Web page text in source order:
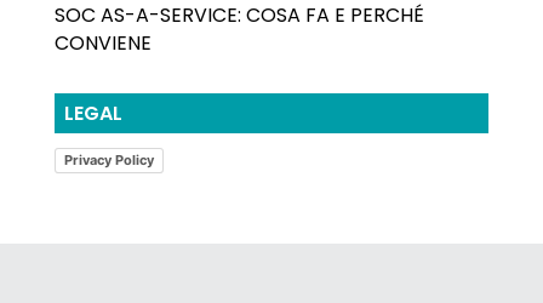
SOC AS-A-SERVICE: COSA FA E PERCHÉ
CONVIENE
LEGAL
Privacy Policy